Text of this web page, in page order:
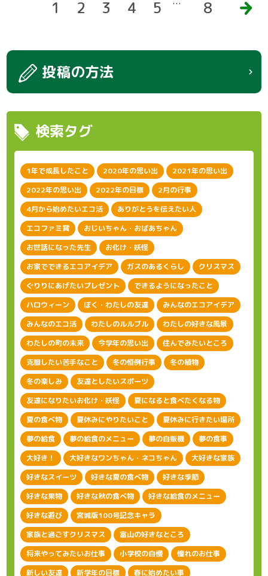
1 2 3 4 5 … 8
次
投稿の方法
検索タグ
1年で成長したこと 2020年の思い出
2021年の思い出
2022年の思い出
2022年の目標
2月の行事
4月から始めたいエコ活
ありがとうを伝えたい人
エコファミ賞
おじいちゃん・おばあちゃん
お世話になった先生
お化け・妖怪
お家でできるエコアイデア
ガスのあるくらし
クリスマス
ぐりりにあげたいプレゼント
できるようになったこと
ハロウィーン
ぼく・わたしの友達
みんなのエコアイデア
みんなのエコ活
わたしのルルブル
わたしの好きな風景
わたしの町の未来
今学年の思い出
住んでみたいところ
克服したい苦手なこと
冬の恒例行事
冬の植物
冬の楽しみ
友達としたいスポーツ
友達になりたいお化け・妖怪
夏になると食べたくなる物
夏の食べ物
夏休みにやりたいこと
夏休みに行きたい場所
夢の給食
夢の給食のメニュー 夢の自販機
夢の食事
大好き！
大好きなワンちゃん・ネコちゃん
大好きな家族
好きなスイーツ
好きな夏の食べ物
好きな季節
好きな果物
好きな秋の食べ物
好きな給食のメニュー
好きな遊び
宮城版100号記念キャラ
家族と過ごすクリスマス
富山の好きなところ
将来やってみたいお仕事
小学校の自慢
憧れのお仕事
新しい友達
新学年の目標
春に始めたい事